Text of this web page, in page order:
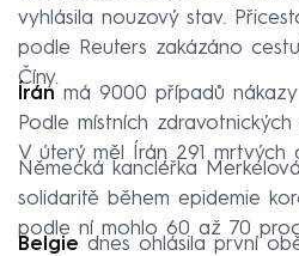
vyhlásila nouzový stav.
podle Reuters zakázáno
Číny.
Írán má 9000 případů
Podle místních
V úterý měl Írán 291 mrtvých
Německá kancléřka
solidaritě během epidemie
podle ní mohlo 60 až 70
Belgie dnes ohlásila první